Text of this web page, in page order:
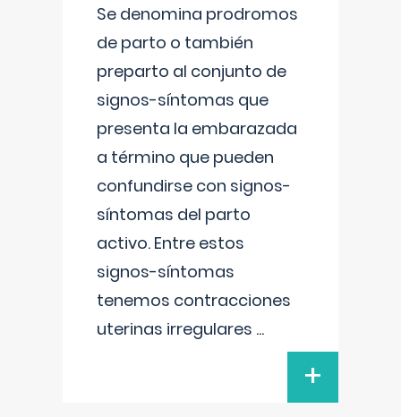
Se denomina prodromos
de parto o también
preparto al conjunto de
signos-síntomas que
presenta la embarazada
a término que pueden
confundirse con signos-
síntomas del parto
activo. Entre estos
signos-síntomas
tenemos contracciones
uterinas irregulares ...
+